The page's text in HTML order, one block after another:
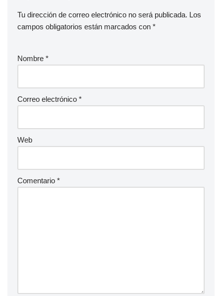
Tu dirección de correo electrónico no será publicada. Los
campos obligatorios están marcados con *
Nombre *
Correo electrónico *
Web
Comentario *